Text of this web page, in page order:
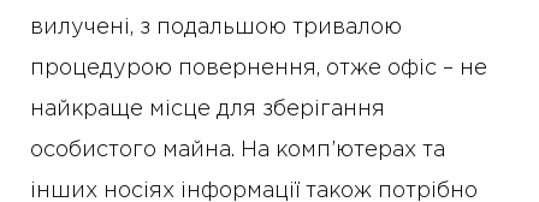
вилучені, з подальшою тривалою
процедурою повернення, отже офіс – не
найкраще місце для зберігання
особистого майна. На комп’ютерах та
інших носіях інформації також потрібно